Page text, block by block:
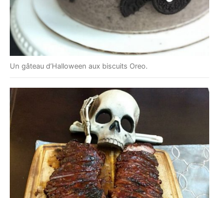
Un gâteau d’Halloween aux biscuits Oreo.